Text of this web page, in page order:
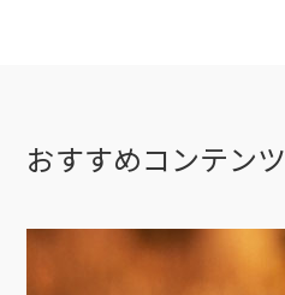
おすすめコンテンツ